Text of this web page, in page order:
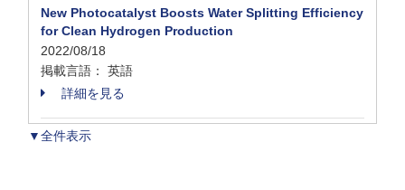
New Photocatalyst Boosts Water Splitting Efficiency
for Clean Hydrogen Production
2022/08/18
掲載言語： 英語
詳細を見る
▼全件表示